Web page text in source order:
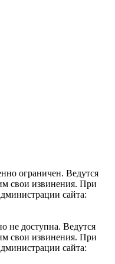
ограничен. Ведутся
свои извинения. При
сайта:
не доступна. Ведутся
свои извинения. При
сайта: